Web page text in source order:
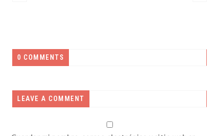
0 COMMENTS
LEAVE A COMMENT